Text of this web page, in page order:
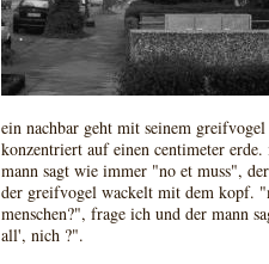
ein nachbar geht mit seinem
konzentriert auf einen centimeter
mann sagt wie immer "no et muss",
der greifvogel wackelt mit dem kopf.
menschen?", frage ich und der mann
all', nich ?".